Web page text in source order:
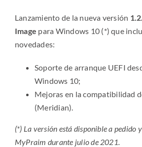
Lanzamiento de la nueva versión
Image para Windows 10 (*) que
novedades:
Soporte de arranque UEFI
Windows 10;
Mejoras en la compatibilidad
(Meridian).
(*) La versión está disponible a pedido
MyPraim durante julio de 2021.